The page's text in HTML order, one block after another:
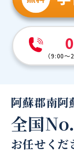
（9:00～
阿蘇郡南阿
全国
お任せくだ